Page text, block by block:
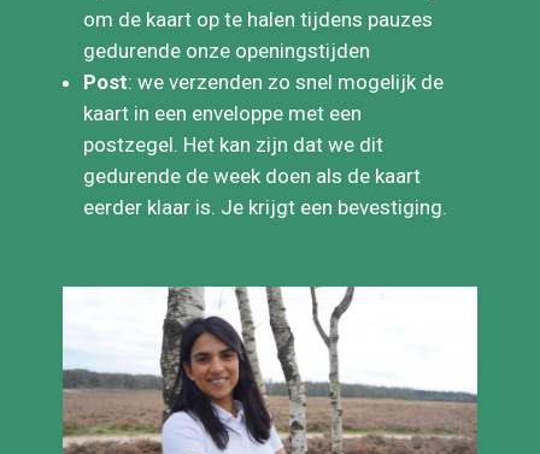
Ophalen:we maken een afspraak met je
om de kaart op te halen tijdens pauzes
gedurende onze openingstijden
Post: we verzenden zo snel mogelijk de
kaart in een enveloppe met een
postzegel. Het kan zijn dat we dit
gedurende de week doen als de kaart